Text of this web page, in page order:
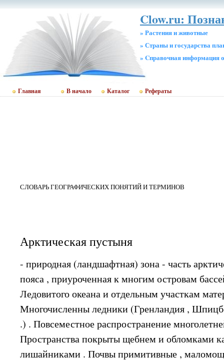
Clow.ru:
» Растения и животные
» Страны и государства
» Cправочная информация
Главная В начало Каталог Рефераты
СЛОВАРЬ ГЕОГРАФИЧЕСКИХ ПОНЯТИЙ И ТЕРМИНОВ
Арктическая пустыня
- природная (ландшафтная) зона - часть
пояса , приуроченная к многим островам
Ледовитого океана и отдельным участкам
Многочисленны ледники (Гренландия ,
.) . Повсеместное распространение
Пространства покрыты щебнем и обломками
лишайниками . Почвы примитивные ,